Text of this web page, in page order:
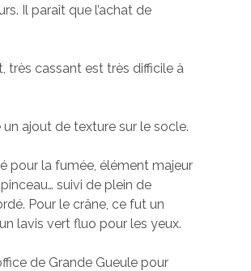
Il paraît que l’achat de
très cassant est très difficile à
ajout de texture sur le socle.
pour la fumée, élément majeur
suivi de plein de
Pour le crâne, ce fut un
lavis vert fluo pour les yeux.
de Grande Gueule pour